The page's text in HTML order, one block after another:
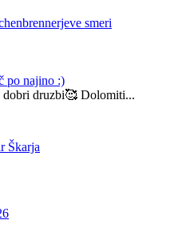
smeri
po najino :)
dobri druzbi🥰 Dolomiti...
Škarja